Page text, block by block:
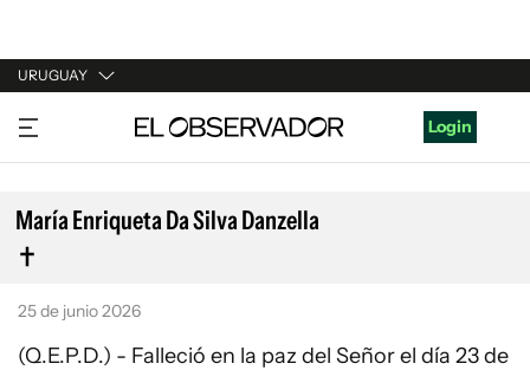
URUGUAY
URUGUAY
ARGENTINA
ESPAÑA
ESTADOS UNIDOS
Login
María Enriqueta Da Silva Danzella
25 de junio 2026
(Q.E.P.D.) - Falleció en la paz del Señor el día 23 de